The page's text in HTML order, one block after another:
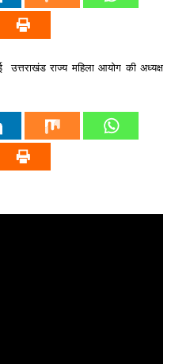
राज्य महिला आयोग की अध्यक्ष